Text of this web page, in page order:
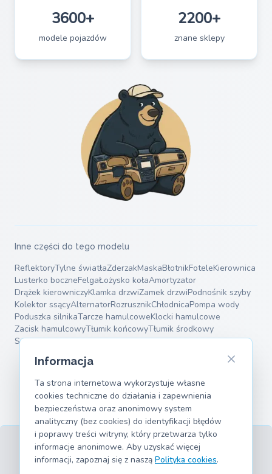
3600+
modele pojazdów
2200+
znane sklepy
Inne części do tego modelu
ReflektoryTylne światłaZderzakMaskaBłotnikFoteleKierownica
Lusterko boczneFelgaŁożysko kołaAmortyzator
Drążek kierowniczyKlamka drzwiZamek drzwiPodnośnik szyby
Kolektor ssącyAlternatorRozrusznikChłodnicaPompa wody
Poduszka silnikaTarcze hamulcoweKlocki hamulcowe
Zacisk hamulcowyTłumik końcowyTłumik środkowy
Sprężyny zawieszeniaWahacze
RegulaminPrywatnośćInformacje prawneCookies
Informacja
Ta strona internetowa wykorzystuje własne
cookies techniczne do działania i zapewnienia
bezpieczeństwa oraz anonimowy system
analityczny (bez cookies) do identyfikacji błędów
i poprawy treści witryny, który przetwarza tylko
informacje anonimowe. Aby uzyskać więcej
informacji, zapoznaj się z naszą Polityka cookies.